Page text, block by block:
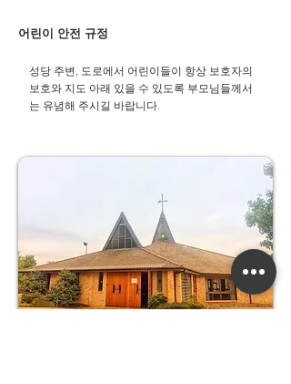
어린이 안전 규정
성당 주변, 도로에서 어린이들이 항상 보호자의
보호와 지도 아래 있을 수 있도록 부모님들께서
는 유념해 주시길 바랍니다.​